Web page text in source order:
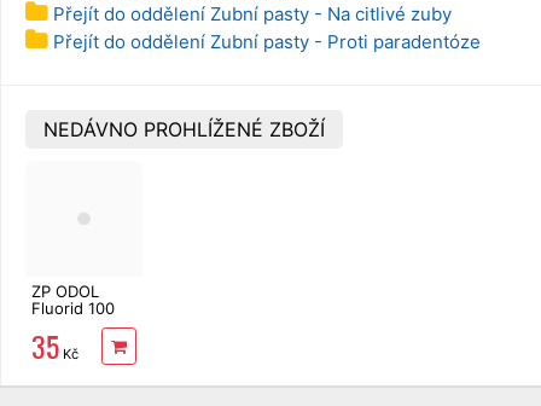
Přejít do oddělení Zubní pasty - Na citlivé zuby
Přejít do oddělení Zubní pasty - Proti paradentóze
NEDÁVNO PROHLÍŽENÉ ZBOŽÍ
ZP ODOL
Fluorid 100
35 Kč